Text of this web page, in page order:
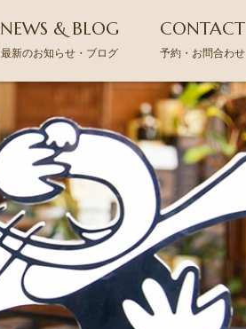
NEWS & BLOG
最新のお知らせ・ブログ
CONTACT
予約・お問合わせ